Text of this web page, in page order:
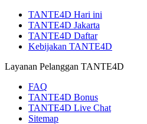
TANTE4D Hari ini
TANTE4D Jakarta
TANTE4D Daftar
Kebijakan TANTE4D
Layanan Pelanggan TANTE4D
FAQ
TANTE4D Bonus
TANTE4D Live Chat
Sitemap